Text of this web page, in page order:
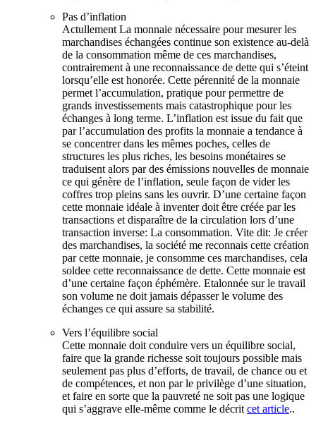
Pas d’inflation
Actullement La monnaie nécessaire pour mesurer les
marchandises échangées continue son existence au-delà
de la consommation même de ces marchandises,
contrairement à une reconnaissance de dette qui s’éteint
lorsqu’elle est honorée. Cette pérennité de la monnaie
permet l’accumulation, pratique pour permettre de
grands investissements mais catastrophique pour les
échanges à long terme. L’inflation est issue du fait que
par l’accumulation des profits la monnaie a tendance à
se concentrer dans les mêmes poches, celles de
structures les plus riches, les besoins monétaires se
traduisent alors par des émissions nouvelles de monnaie
ce qui génère de l’inflation, seule façon de vider les
coffres trop pleins sans les ouvrir. D’une certaine façon
cette monnaie idéale à inventer doit être créée par les
transactions et disparaître de la circulation lors d’une
transaction inverse: La consommation. Vite dit: Je créer
des marchandises, la société me reconnais cette création
par cette monnaie, je consomme ces marchandises, cela
soldee cette reconnaissance de dette. Cette monnaie est
d’une certaine façon éphémère. Etalonnée sur le travail
son volume ne doit jamais dépasser le volume des
échanges ce qui assure sa stabilité.
Vers l’équilibre social
Cette monnaie doit conduire vers un équilibre social,
faire que la grande richesse soit toujours possible mais
seulement pas plus d’efforts, de travail, de chance ou et
de compétences, et non par le privilège d’une situation,
et faire en sorte que la pauvreté ne soit pas une logique
qui s’aggrave elle-même comme le décrit cet article..